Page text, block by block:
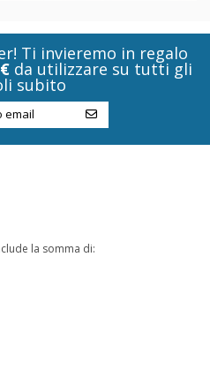
Ti invieremo in regalo
da utilizzare su tutti gli
subito
la somma di: